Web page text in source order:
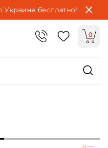
Украине бесплатно!
0